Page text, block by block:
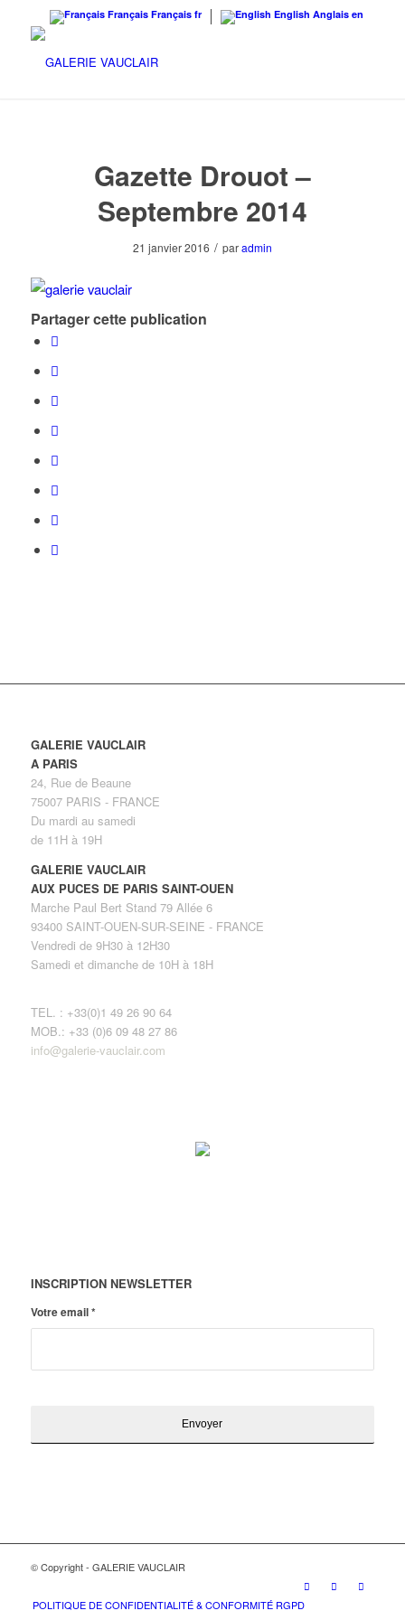
Français Français fr English Anglais en
Gazette Drouot –
Septembre 2014
21 janvier 2016 / paradmin
Partager cette publication
GALERIE VAUCLAIR
A PARIS
24, Rue de Beaune
75007 PARIS - FRANCE
Du mardi au samedi
de 11H à 19H
GALERIE VAUCLAIR
AUX PUCES DE PARIS SAINT-OUEN
Marche Paul Bert Stand 79 Allée 6
93400 SAINT-OUEN-SUR-SEINE - FRANCE
Vendredi de 9H30 à 12H30
Samedi et dimanche de 10H à 18H
TEL. : +33(0)1 49 26 90 64
MOB.: +33 (0)6 09 48 27 86
info@galerie-vauclair.com
INSCRIPTION NEWSLETTER
Votre email*
© Copyright - GALERIE VAUCLAIR
POLITIQUE DE CONFIDENTIALITÉ & CONFORMITÉ RGPD